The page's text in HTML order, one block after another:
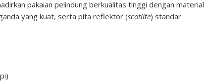
pakaian pelindung berkualitas tinggi dengan material
yang kuat, serta pita reflektor (scotlite) standar